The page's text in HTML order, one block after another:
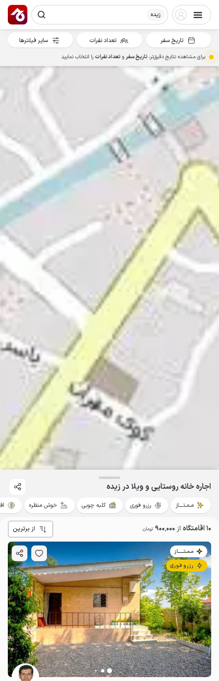
زیده
اجاره خانه روستایی و ویلا در زیده
مـمـتــــاز رزرو فوری کلبه چوبی خوش منظره
10 اقامتگاه از 900٬000 تومان از برترین
مـمـتــــــاز
رزرو فوری
تاریخ سفر تعداد نفرات سایر فیلترها
برای مشاهده نتایج دقیق‌تر، تاریخ سفرو تعداد نفراترا انتخاب نمایید